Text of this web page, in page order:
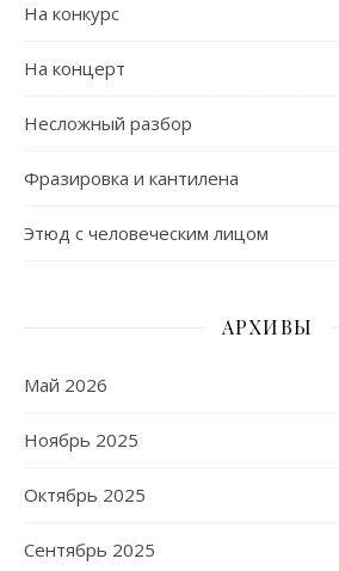
На конкурс
На концерт
Несложный разбор
Фразировка и кантилена
Этюд с человеческим лицом
АРХИВЫ
Май 2026
Ноябрь 2025
Октябрь 2025
Сентябрь 2025